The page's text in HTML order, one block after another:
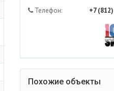
Телефон:
+7
Похожие объекты